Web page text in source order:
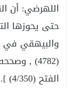
اللهرضي: أن
(4782) ,
الفتح (4/350) ].